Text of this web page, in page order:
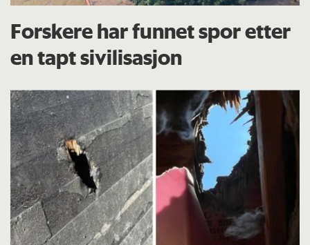
Forskere har funnet spor etter
en tapt sivilisasjon